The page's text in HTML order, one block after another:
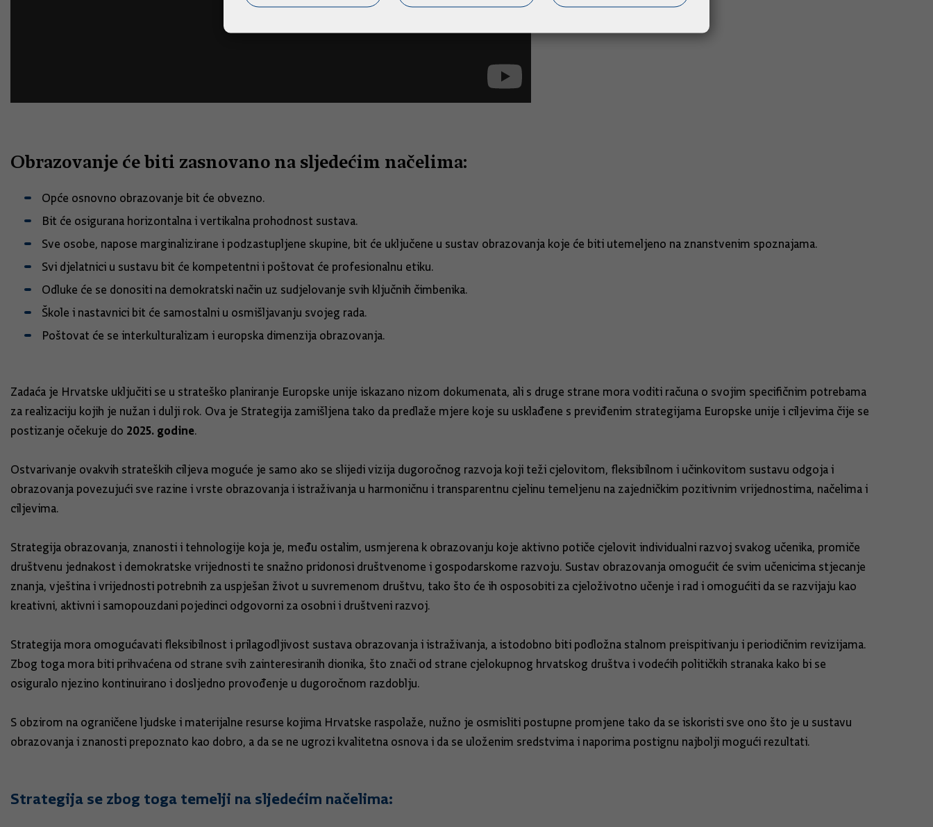
Obrazovanje će biti zasnovano na sljedećim načelima:
Opće osnovno obrazovanje bit će obvezno.
Bit će osigurana horizontalna i vertikalna prohodnost sustava.
Sve osobe, napose marginalizirane i podzastupljene skupine, bit će uključene u sustav obrazovanja koje će biti utemeljeno na znanstvenim spoznajama.
Svi djelatnici u sustavu bit će kompetentni i poštovat će profesionalnu etiku.
Odluke će se donositi na demokratski način uz sudjelovanje svih ključnih čimbenika.
Škole i nastavnici bit će samostalni u osmišljavanju svojeg rada.
Poštovat će se interkulturalizam i europska dimenzija obrazovanja.
Zadaća je Hrvatske uključiti se u strateško planiranje Europske unije iskazano nizom dokumenata, ali s druge strane mora voditi računa o svojim specifičnim potrebama
za realizaciju kojih je nužan i dulji rok. Ova je Strategija zamišljena tako da predlaže mjere koje su usklađene s previđenim strategijama Europske unije i ciljevima čije se
postizanje očekuje do 2025. godine.
Ostvarivanje ovakvih strateških ciljeva moguće je samo ako se slijedi vizija dugoročnog razvoja koji teži cjelovitom, fleksibilnom i učinkovitom sustavu odgoja i
obrazovanja povezujući sve razine i vrste obrazovanja i istraživanja u harmoničnu i transparentnu cjelinu temeljenu na zajedničkim pozitivnim vrijednostima, načelima i
ciljevima.
Strategija obrazovanja, znanosti i tehnologije koja je, među ostalim, usmjerena k obrazovanju koje aktivno potiče cjelovit individualni razvoj svakog učenika, promiče
društvenu jednakost i demokratske vrijednosti te snažno pridonosi društvenome i gospodarskome razvoju. Sustav obrazovanja omogućit će svim učenicima stjecanje
znanja, vještina i vrijednosti potrebnih za uspješan život u suvremenom društvu, tako što će ih osposobiti za cjeloživotno učenje i rad i omogućiti da se razvijaju kao
kreativni, aktivni i samopouzdani pojedinci odgovorni za osobni i društveni razvoj.
Strategija mora omogućavati fleksibilnost i prilagodljivost sustava obrazovanja i istraživanja, a istodobno biti podložna stalnom preispitivanju i periodičnim revizijama.
Zbog toga mora biti prihvaćena od strane svih zainteresiranih dionika, što znači od strane cjelokupnog hrvatskog društva i vodećih političkih stranaka kako bi se
osiguralo njezino kontinuirano i dosljedno provođenje u dugoročnom razdoblju.
S obzirom na ograničene ljudske i materijalne resurse kojima Hrvatske raspolaže, nužno je osmisliti postupne promjene tako da se iskoristi sve ono što je u sustavu
obrazovanja i znanosti prepoznato kao dobro, a da se ne ugrozi kvalitetna osnova i da se uloženim sredstvima i naporima postignu najbolji mogući rezultati.
Strategija se zbog toga temelji na sljedećim načelima: